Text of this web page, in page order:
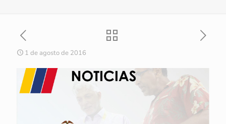
1 de agosto de 2016